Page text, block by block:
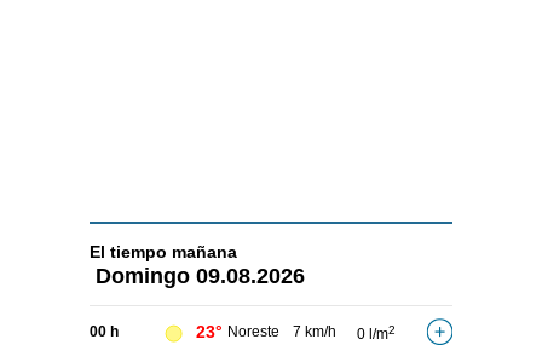
El tiempo mañana
Domingo 09.08.2026
00 h 23° Noreste 7 km/h 0 l/m2